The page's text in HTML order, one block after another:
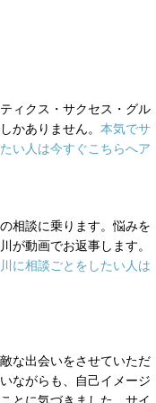
ィクス・サクセス・グル
かありません。 本気でサ
い人は今すぐこちらへア
相談に乗ります。悩みを
が動画でお返事します。
に相談ごとをしたい人は
な出会いをさせていただ
ながらも、自己イメージ